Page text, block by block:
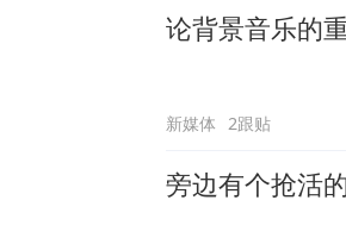
论背景音乐的
新媒体 2跟贴
旁边有个抢活